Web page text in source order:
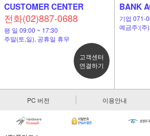
CUSTOMER CENTER
전화(02)887-0688
평 일 09:00 ~ 17:30
주말(토,일), 공휴일 휴무
고객센터
연결하기
BANK
기업 071-
예금주:(주
PC 버전 이용안내